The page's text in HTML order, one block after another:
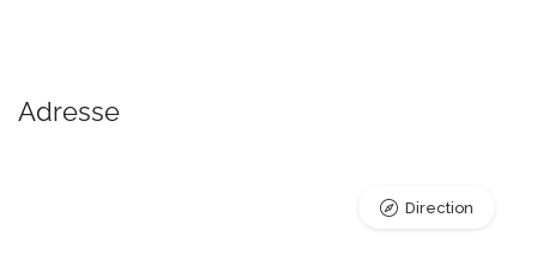
Adresse
Direction